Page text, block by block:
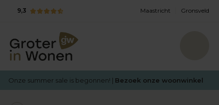
9,3 Maastricht Gronsveld
Onze summer sale is begonnen! | Bezoek onze woonwinkel